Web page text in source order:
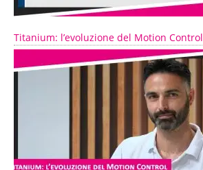
Titanium: l’evoluzione del Motion Control